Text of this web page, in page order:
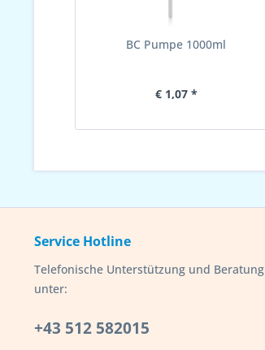
BC Pumpe 1000ml
€ 1,07 *
Service Hotline
Telefonische Unterstützung und Beratung
unter:
+43 512 582015